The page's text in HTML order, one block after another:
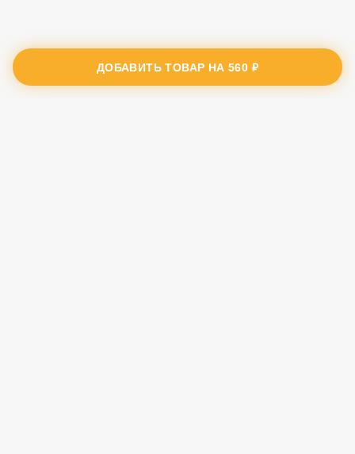
ДОБАВИТЬ ТОВАР НА560 ₽